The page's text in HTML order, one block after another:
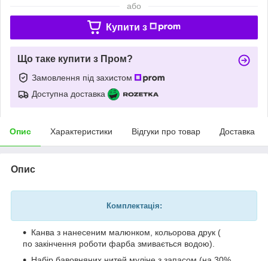
або
Купити з
Що таке купити з Пром?
Замовлення під захистом
Доступна доставка
Опис Характеристики Відгуки про товар Доставка
Опис
Комплектація:
Канва з нанесеним малюнком, кольорова друк (
по закінчення роботи фарба змивається водою).